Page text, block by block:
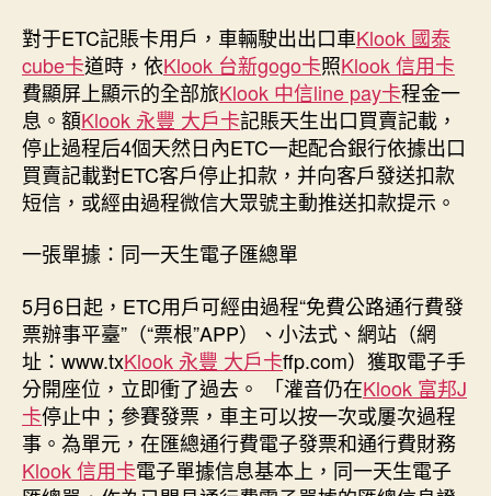
對于ETC記賬卡用戶，車輛駛出出口車Klook 國泰
cube卡道時，依Klook 台新gogo卡照Klook 信用卡
費顯屏上顯示的全部旅Klook 中信line pay卡程金一
息。額Klook 永豐 大戶卡記賬天生出口買賣記載，
停止過程后4個天然日內ETC一起配合銀行依據出口
買賣記載對ETC客戶停止扣款，并向客戶發送扣款
短信，或經由過程微信大眾號主動推送扣款提示。
一張單據：同一天生電子匯總單
5月6日起，ETC用戶可經由過程“免費公路通行費發
票辦事平臺”（“票根”APP）、小法式、網站（網
址：www.txKlook 永豐 大戶卡ffp.com）獲取電子手
分開座位，立即衝了過去。 「灌音仍在Klook 富邦J
卡停止中；參賽發票，車主可以按一次或屢次過程
事。為單元，在匯總通行費電子發票和通行費財務
Klook 信用卡電子單據信息基本上，同一天生電子